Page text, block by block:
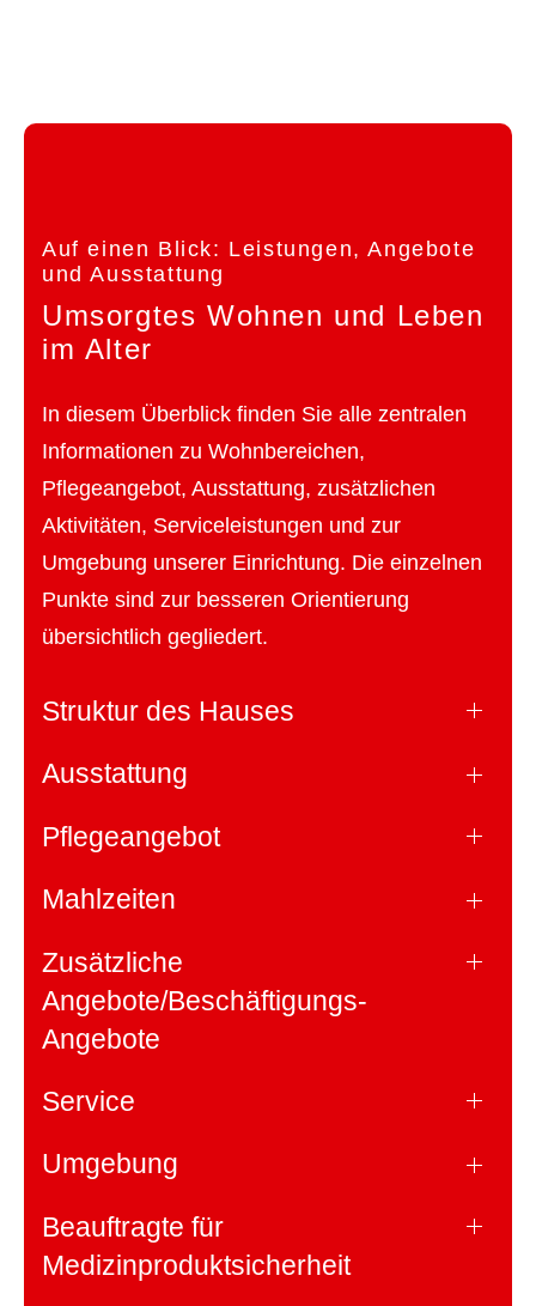
Auf einen Blick: Leistungen, Angebote
und Ausstattung
Umsorgtes Wohnen und Leben
im Alter
In diesem Überblick finden Sie alle zentralen
Informationen zu Wohnbereichen,
Pflegeangebot, Ausstattung, zusätzlichen
Aktivitäten, Serviceleistungen und zur
Umgebung unserer Einrichtung. Die einzelnen
Punkte sind zur besseren Orientierung
übersichtlich gegliedert.
Struktur des Hauses
Ausstattung
Pflegeangebot
Mahlzeiten
Zusätzliche
Angebote/Beschäftigungs-
Angebote
Service
Umgebung
Beauftragte für
Medizinproduktsicherheit